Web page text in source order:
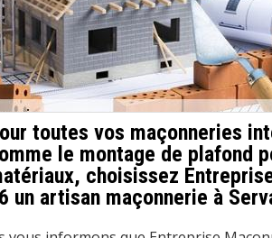
toutes vos maçonneries
le montage de plafond
choisissez
un artisan maçonnerie à